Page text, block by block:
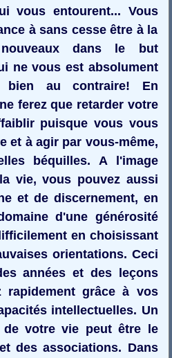
vous entourent... Vous
à sans cesse être à la
dans le but
ne vous est absolument
bien au contraire! En
ferez que retarder votre
puisque vous vous
et à agir par vous-même,
béquilles. A l'image
vie, vous pouvez aussi
et de discernement, en
d'une générosité
en choisissant
orientations. Ceci
années et des leçons
rapidement grâce à vos
intellectuelles. Un
votre vie peut être le
des associations. Dans